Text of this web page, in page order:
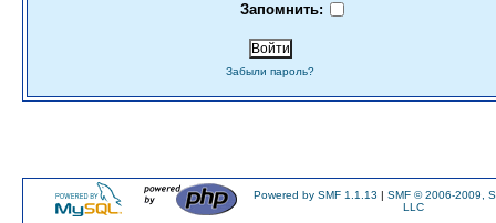
Запомнить:
Забыли пароль?
Powered by SMF 1.1.13 | SMF © 2006-2009,
LLC